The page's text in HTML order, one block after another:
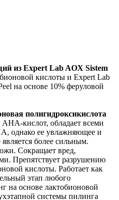
из Expert Lab AOX Sistem
кислоты и Expert Lab
на основе 10% феруловой
полигидроксикислота
кислот, обладает всеми
однако ее увлажняющее и
более сильным.
Сокращает вред,
Препятствует разрушению
кислоты. Работает как
этап любого
на основе лактобионовой
системы пилинга